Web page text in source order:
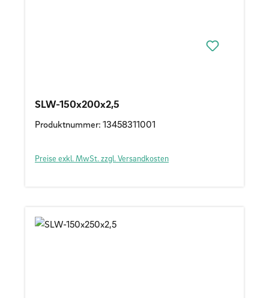
SLW-150x200x2,5
Produktnummer: 13458311001
Preise exkl. MwSt. zzgl. Versandkosten